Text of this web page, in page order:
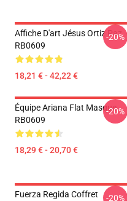
Affiche D'art Jésus Ortiz Paz
RB0609
18,21 € - 42,22 €
-20%
Équipe Ariana Flat Masque
RB0609
18,29 € - 20,70 €
-20%
Fuerza Regida Coffret
-20%